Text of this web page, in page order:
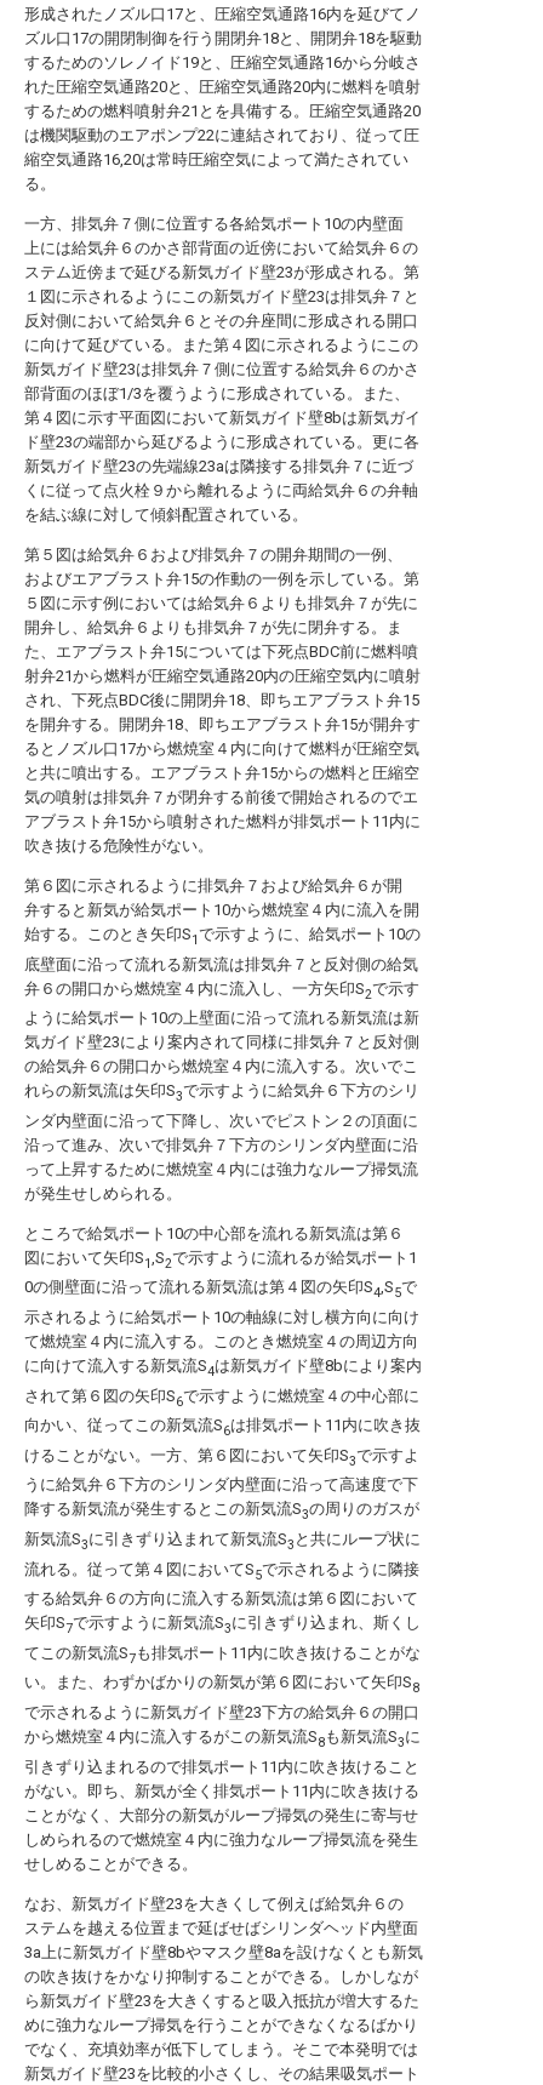
形成されたノズル口17と、圧縮空気通路16内を延びてノ
ズル口17の開閉制御を行う開閉弁18と、開閉弁18を駆動
するためのソレノイド19と、圧縮空気通路16から分岐さ
れた圧縮空気通路20と、圧縮空気通路20内に燃料を噴射
するための燃料噴射弁21とを具備する。圧縮空気通路20
は機関駆動のエアポンプ22に連結されており、従って圧
縮空気通路16,20は常時圧縮空気によって満たされてい
る。
一方、排気弁７側に位置する各給気ポート10の内壁面
上には給気弁６のかさ部背面の近傍において給気弁６の
ステム近傍まで延びる新気ガイド壁23が形成される。第
１図に示されるようにこの新気ガイド壁23は排気弁７と
反対側において給気弁６とその弁座間に形成される開口
に向けて延びている。また第４図に示されるようにこの
新気ガイド壁23は排気弁７側に位置する給気弁６のかさ
部背面のほぼ1/3を覆うように形成されている。また、
第４図に示す平面図において新気ガイド壁8bは新気ガイ
ド壁23の端部から延びるように形成されている。更に各
新気ガイド壁23の先端線23aは隣接する排気弁７に近づ
くに従って点火栓９から離れるように両給気弁６の弁軸
を結ぶ線に対して傾斜配置されている。
第５図は給気弁６および排気弁７の開弁期間の一例、
およびエアブラスト弁15の作動の一例を示している。第
５図に示す例においては給気弁６よりも排気弁７が先に
開弁し、給気弁６よりも排気弁７が先に閉弁する。ま
た、エアブラスト弁15については下死点BDC前に燃料噴
射弁21から燃料が圧縮空気通路20内の圧縮空気内に噴射
され、下死点BDC後に開閉弁18、即ちエアブラスト弁15
を開弁する。開閉弁18、即ちエアブラスト弁15が開弁す
るとノズル口17から燃焼室４内に向けて燃料が圧縮空気
と共に噴出する。エアブラスト弁15からの燃料と圧縮空
気の噴射は排気弁７が閉弁する前後で開始されるのでエ
アブラスト弁15から噴射された燃料が排気ポート11内に
吹き抜ける危険性がない。
第６図に示されるように排気弁７および給気弁６が開
弁すると新気が給気ポート10から燃焼室４内に流入を開
始する。このとき矢印S1で示すように、給気ポート10の
底壁面に沿って流れる新気流は排気弁７と反対側の給気
弁６の開口から燃焼室４内に流入し、一方矢印S2で示す
ように給気ポート10の上壁面に沿って流れる新気流は新
気ガイド壁23により案内されて同様に排気弁７と反対側
の給気弁６の開口から燃焼室４内に流入する。次いでこ
れらの新気流は矢印S3で示すように給気弁６下方のシリ
ンダ内壁面に沿って下降し、次いでピストン２の頂面に
沿って進み、次いで排気弁７下方のシリンダ内壁面に沿
って上昇するために燃焼室４内には強力なループ掃気流
が発生せしめられる。
ところで給気ポート10の中心部を流れる新気流は第６
図において矢印S1 ,S2で示すように流れるが給気ポート1
0の側壁面に沿って流れる新気流は第４図の矢印S4,S5で
示されるように給気ポート10の軸線に対し横方向に向け
て燃焼室４内に流入する。このとき燃焼室４の周辺方向
に向けて流入する新気流S4は新気ガイド壁8bにより案内
されて第６図の矢印S6で示すように燃焼室４の中心部に
向かい、従ってこの新気流S6は排気ポート11内に吹き抜
けることがない。一方、第６図において矢印S3で示すよ
うに給気弁６下方のシリンダ内壁面に沿って高速度で下
降する新気流が発生するとこの新気流S3の周りのガスが
新気流S3に引きずり込まれて新気流S3 と共にループ状に
流れる。従って第４図においてS5で示されるように隣接
する給気弁６の方向に流入する新気流は第６図において
矢印S7で示すように新気流S3に引きずり込まれ、斯くし
てこの新気流S7も排気ポート11内に吹き抜けることがな
い。また、わずかばかりの新気が第６図において矢印S8
で示されるように新気ガイド壁23下方の給気弁６の開口
から燃焼室４内に流入するがこの新気流S8も新気流S3に
引きずり込まれるので排気ポート11内に吹き抜けること
がない。即ち、新気が全く排気ポート11内に吹き抜ける
ことがなく、大部分の新気がループ掃気の発生に寄与せ
しめられるので燃焼室４内に強力なループ掃気流を発生
せしめることができる。
なお、新気ガイド壁23を大きくして例えば給気弁６の
ステムを越える位置まで延ばせばシリンダヘッド内壁面
3a上に新気ガイド壁8bやマスク壁8aを設けなくとも新気
の吹き抜けをかなり抑制することができる。しかしなが
ら新気ガイド壁23を大きくすると吸入抵抗が増大するた
めに強力なループ掃気を行うことができなくなるばかり
でなく、充填効率が低下してしまう。そこで本発明では
新気ガイド壁23を比較的小さくし、その結果吸気ポート